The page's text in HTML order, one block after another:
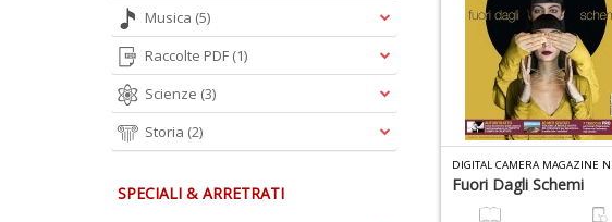
Steve McCurry
DIGITAL CAMERA MAGAZINE
Fuori Dagli Schemi
Musica (5)
Raccolte PDF (1)
Scienze (3)
Storia (2)
SPECIALI & ARRETRATI